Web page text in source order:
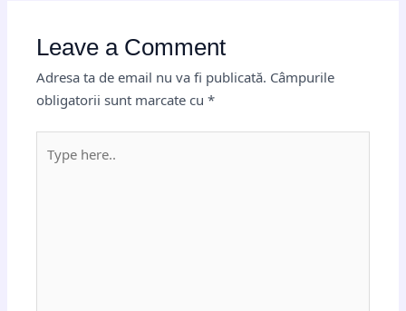
Leave a Comment
Adresa ta de email nu va fi publicată. Câmpurile
obligatorii sunt marcate cu*
here..